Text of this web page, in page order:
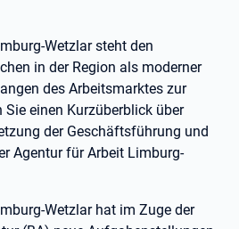
Wetzlar steht den
in der Region als moderner
des Arbeitsmarktes zur
einen Kurzüberblick über
der Geschäftsführung und
Agentur für Arbeit Limburg-
Wetzlar hat im Zuge der